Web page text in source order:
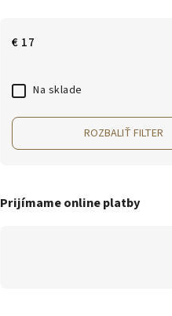
€ 17
Na sklade
ROZBALIŤ FILTER
Prijímame online platby